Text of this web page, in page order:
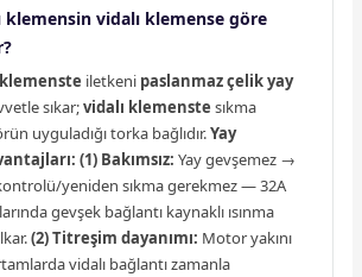
klemensin vidalı klemense göre
klemenste iletkeni paslanmaz çelik yay
sıkar;vidalı klemenste sıkma
uyguladığı torka bağlıdır.Yay
(1) Bakımsız: Yay gevşemez →
yeniden sıkma gerekmez — 32A
gevşek bağlantı kaynaklı ısınma
(2) Titreşim dayanımı: Motor yakını
vidalı bağlantı zamanla